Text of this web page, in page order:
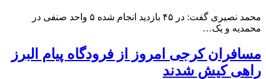
محمد نصیری گفت: در ۴۵ بازدید انجام شده ۵ واحد صنفی در
محمدیه و یک…
مسافران کرجی امروز از فرودگاه پیام البرز
راهی کیش شدند